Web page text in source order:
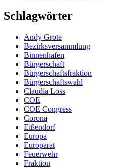
Schlagwörter
Andy Grote
Bezirksversammlung
Binnenhafen
Bürgerschaft
Bürgerschaftsfraktion
Bürgerschaftswahl
Claudia Loss
COE
COE Congress
Corona
Eißendorf
Europa
Europarat
Feuerwehr
Fraktion